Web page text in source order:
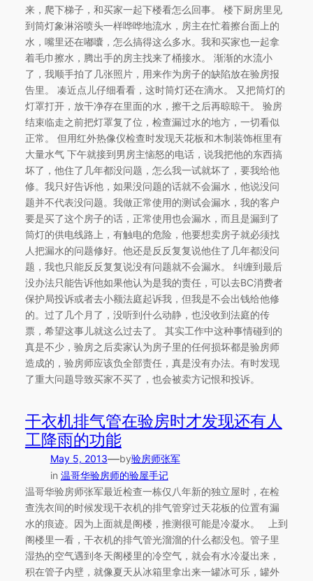
来，爬下梯子，和买家一起下楼看怎么回事。 楼下厨房里见
到筒灯象淋浴喷头一样哗哗地流水，房主在忙着擦台面上的
水，嘴里还在嘟囔，怎么搞得这么多水。我和买家也一起拿
着毛巾擦水，腾出手的房主找来了桶接水。 渐渐的水流小
了，我顺手拍了几张照片，用来作为房子的缺陷放在验房报
告里。 凑近点儿仔细看看，这时筒灯还在滴水。 又把筒灯的
灯罩打开，放干净存在里面的水，擦干之后再晾晾干。 验房
结束临走之前把灯罩复了位，检查漏过水的地方，一切看似
正常。 但用红外热像仪检查时发现天花板和木制装饰框里有
大量水气 下午就接到男房主恼怒的电话，说我把他的东西搞
坏了，他住了几年都没问题，怎么我一试就坏了，要我给他
修。我只好告诉他，如果没问题的话就不会漏水，他说没问
题并不代表没问题。我做正常使用的测试会漏水，我的客户
要是买了这个房子的话，正常使用也会漏水，而且是漏到了
筒灯的供电线路上，有触电的危险，他要想卖房子就必须找
人把漏水的问题修好。他还是反反复复说他住了几年都没问
题，我也只能反反复复说没有问题就不会漏水。 纠缠到最后
没办法只能告诉他如果他认为是我的责任，可以去BC消费者
保护局投诉或者去小额法庭起诉我，但我是不会出钱给他修
的。过了几个月了，没听到什么动静，也没收到法庭的传
票，希望这事儿就这么过去了。 其实工作中这种事情碰到的
真是不少，验房之后卖家认为房子里的任何损坏都是验房师
造成的，验房师应该负全部责任，真是没有办法。有时发现
了重大问题导致买家不买了，也会被卖方记恨和投诉。
干衣机排气管在验房时才发现还有人
工降雨的功能
May 5, 2013—by验房师张军
in 温哥华验房师的验屋手记
温哥华验房师张军最近检查一栋仅八年新的独立屋时，在检
查洗衣间的时候发现干衣机的排气管穿过天花板的位置有漏
水的痕迹。因为上面就是阁楼，推测很可能是冷凝水。 上到
阁楼里一看，干衣机的排气管光溜溜的什么都没包。管子里
湿热的空气遇到冬天阁楼里的冷空气，就会有水冷凝出来，
积在管子内壁，就像夏天从冰箱里拿出来一罐冰可乐，罐外